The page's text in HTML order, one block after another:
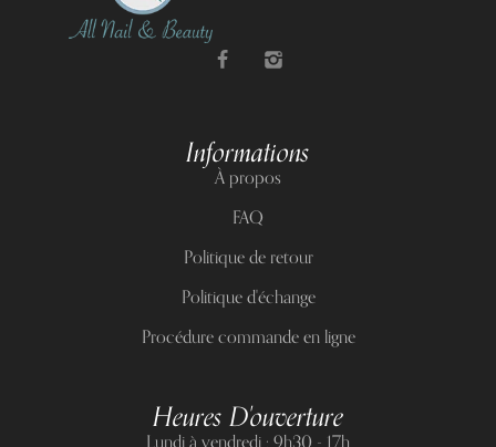
Informations
À propos
FAQ
Politique de retour
Politique d'échange
Procédure commande en ligne
Heures D'ouverture